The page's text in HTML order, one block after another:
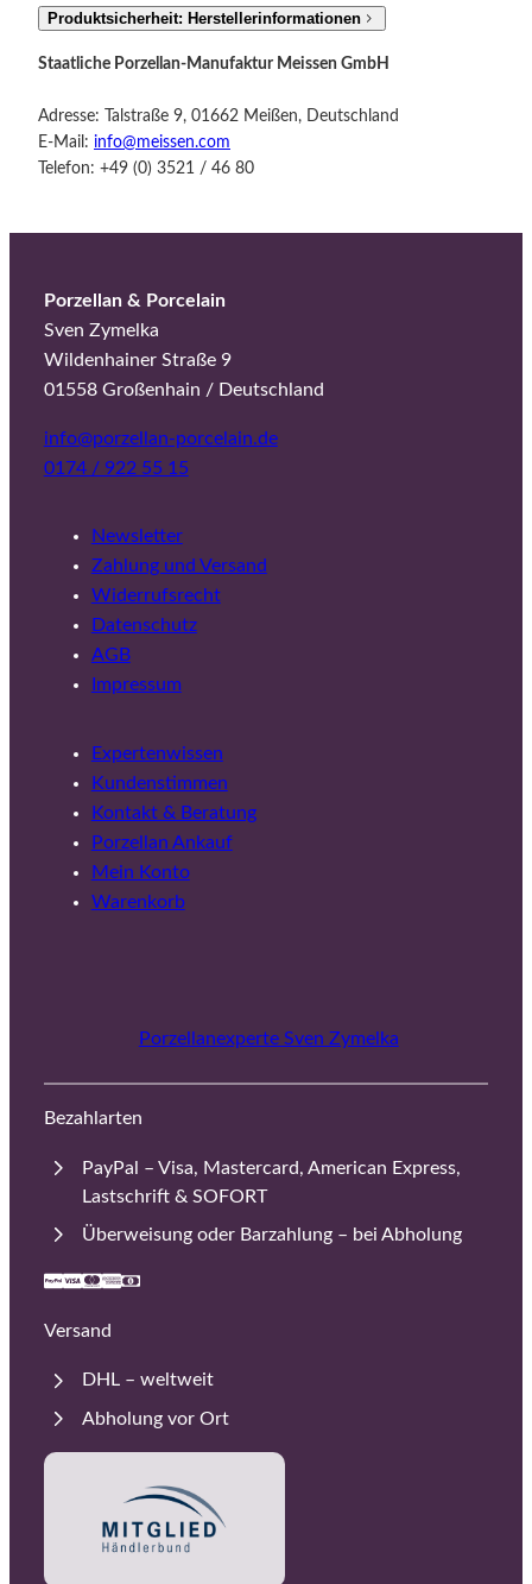
Produktsicherheit: Herstellerinformationen
Staatliche Porzellan-Manufaktur Meissen GmbH
Adresse: Talstraße 9, 01662 Meißen, Deutschland
E-Mail: info@meissen.com
Telefon: +49 (0) 3521 / 46 80
Porzellan & Porcelain
Sven Zymelka
Wildenhainer Straße 9
01558 Großenhain / Deutschland
info@porzellan-porcelain.de
0174 / 922 55 15
Newsletter
Zahlung und Versand
Widerrufsrecht
Datenschutz
AGB
Impressum
Expertenwissen
Kundenstimmen
Kontakt & Beratung
Porzellan Ankauf
Mein Konto
Warenkorb
Porzellanexperte Sven Zymelka
Bezahlarten
PayPal – Visa, Mastercard, American Express,
Lastschrift & SOFORT
Überweisung oder Barzahlung – bei Abholung
Versand
DHL – weltweit
Abholung vor Ort